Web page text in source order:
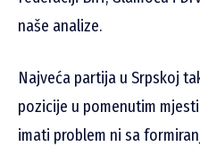
naše analize.
Najveća partija u Srpskoj
pozicije u pomenutim
imati problem ni sa